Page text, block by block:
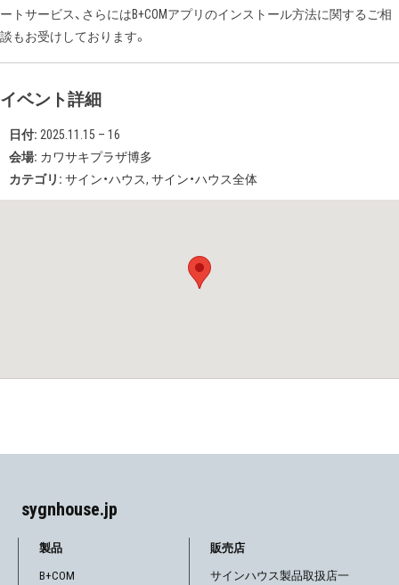
ートサービス、さらにはB+COMアプリのインストール方法に関するご相
談もお受けしております。
イベント詳細
日付: 2025.11.15 – 16
会場: カワサキプラザ博多
カテゴリ: サイン・ハウス, サイン・ハウス全体
sygnhouse.jp
製品
B+COM
販売店
サインハウス製品取扱店一